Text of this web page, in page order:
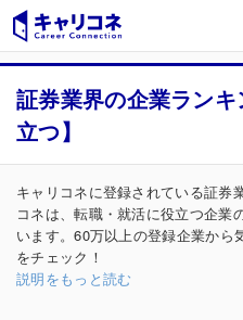
証券業界の企業ラン
立つ】
キャリコネに登録されている証券
コネは、転職・就活に役立つ企業
います。60万以上の登録企業から
をチェック！
説明をもっと読む